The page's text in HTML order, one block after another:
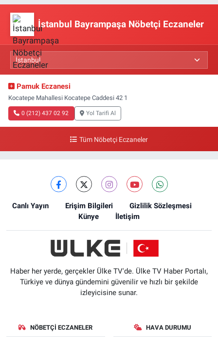
İstanbul Bayrampaşa Nöbetçi Eczaneler
Pamuk Eczanesi
Kocatepe Mahallesi Kocatepe Caddesi 42 1
0 (212) 437 02 92 Yol Tarifi Al
Tüm Nöbetçi Eczaneler
Canlı Yayın Erişim Bilgileri
Gizlilik Sözleşmesi
Künye
İletişim
Haber her yerde, gerçekler Ülke TV'de. Ülke TV Haber Portalı,
Türkiye ve dünya gündemini güvenilir ve hızlı bir şekilde
izleyicisine sunar.
NÖBETÇI ECZANELER HAVA DURUMU